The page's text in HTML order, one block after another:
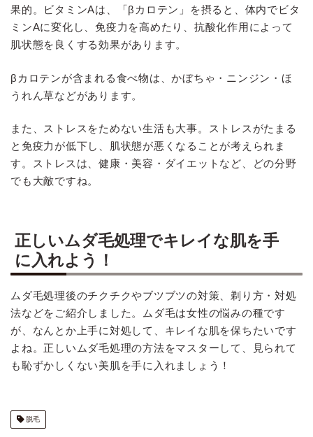
果的。ビタミンAは、「βカロテン」を摂ると、体内でビタ
ミンAに変化し、免疫力を高めたり、抗酸化作用によって
肌状態を良くする効果があります。
βカロテンが含まれる食べ物は、かぼちゃ・ニンジン・ほ
うれん草などがあります。
また、ストレスをためない生活も大事。ストレスがたまる
と免疫力が低下し、肌状態が悪くなることが考えられま
す。ストレスは、健康・美容・ダイエットなど、どの分野
でも大敵ですね。
正しいムダ毛処理でキレイな肌を手
に入れよう！
ムダ毛処理後のチクチクやブツブツの対策、剃り方・対処
法などをご紹介しました。ムダ毛は女性の悩みの種です
が、なんとか上手に対処して、キレイな肌を保ちたいです
よね。正しいムダ毛処理の方法をマスターして、見られて
も恥ずかしくない美肌を手に入れましょう！
脱毛